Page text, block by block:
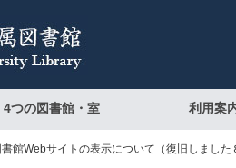
4つの図書館・室 利用案
書館Webサイトの表示について（復旧しました